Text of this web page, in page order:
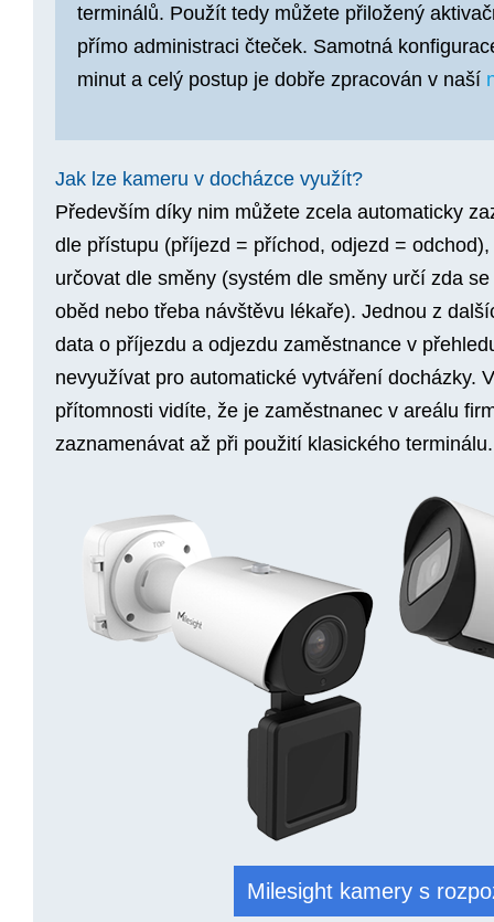
terminálů. Použít tedy můžete přiložený
přímo administraci čteček. Samotná
minut a celý postup je dobře zpracován v naší
Jak lze kameru v docházce využít?
Především díky nim můžete zcela automaticky
dle přístupu (příjezd = příchod, odjezd =
určovat dle směny(systém dle směny určí zda
oběd nebo třeba návštěvu lékaře). Jednou z
data o příjezdu a odjezdu zaměstnance v
nevyužívat pro automatické vytváření docházky.
přítomnosti vidíte, že je zaměstnanec v areálu
zaznamenávat až při použití klasického terminálu.
Milesight kamery s